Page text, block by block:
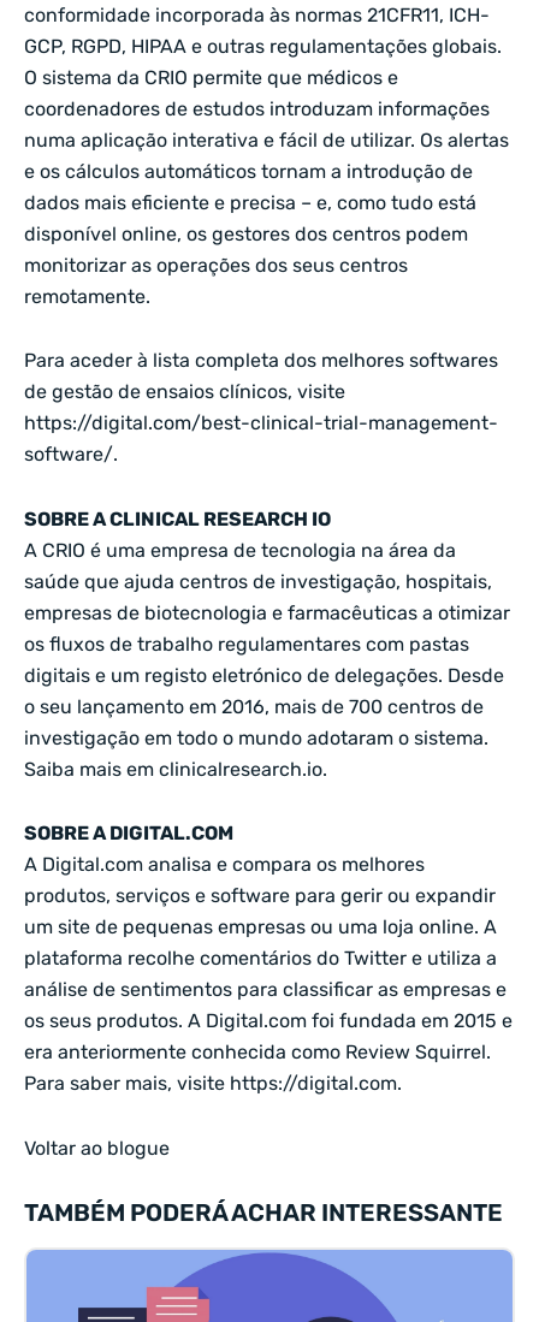
conformidade incorporada às normas 21CFR11, ICH-
GCP, RGPD, HIPAA e outras regulamentações globais.
O sistema da CRIO permite que médicos e
coordenadores de estudos introduzam informações
numa aplicação interativa e fácil de utilizar. Os alertas
e os cálculos automáticos tornam a introdução de
dados mais eficiente e precisa – e, como tudo está
disponível online, os gestores dos centros podem
monitorizar as operações dos seus centros
remotamente.
Para aceder à lista completa dos melhores softwares
de gestão de ensaios clínicos, visite
https://digital.com/best-clinical-trial-management-
software/.
SOBRE A CLINICAL RESEARCH IO
A CRIO é uma empresa de tecnologia na área da
saúde que ajuda centros de investigação, hospitais,
empresas de biotecnologia e farmacêuticas a otimizar
os fluxos de trabalho regulamentares com pastas
digitais e um registo eletrónico de delegações. Desde
o seu lançamento em 2016, mais de 700 centros de
investigação em todo o mundo adotaram o sistema.
Saiba mais em clinicalresearch.io.
SOBRE A DIGITAL.COM
A Digital.com analisa e compara os melhores
produtos, serviços e software para gerir ou expandir
um site de pequenas empresas ou uma loja online. A
plataforma recolhe comentários do Twitter e utiliza a
análise de sentimentos para classificar as empresas e
os seus produtos. A Digital.com foi fundada em 2015 e
era anteriormente conhecida como Review Squirrel.
Para saber mais, visite https://digital.com.
Voltar ao blogue
TAMBÉM PODERÁ ACHAR INTERESSANTE